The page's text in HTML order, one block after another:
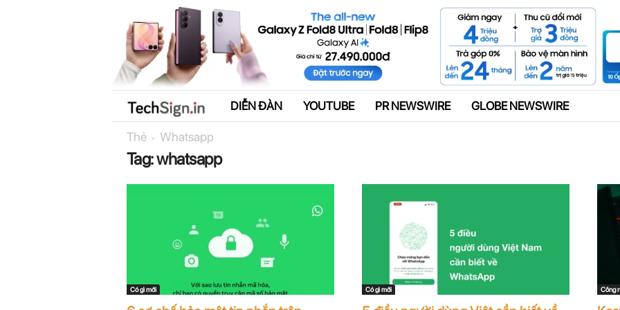
Quảng cáo
c
i
g
DIỄN ĐÀN YOUTUBE PR NEWSWIRE GLOBE NEWSWIRE
Thẻ Whatsapp
Tag: whatsapp
Có gì mới Có gì mới Công